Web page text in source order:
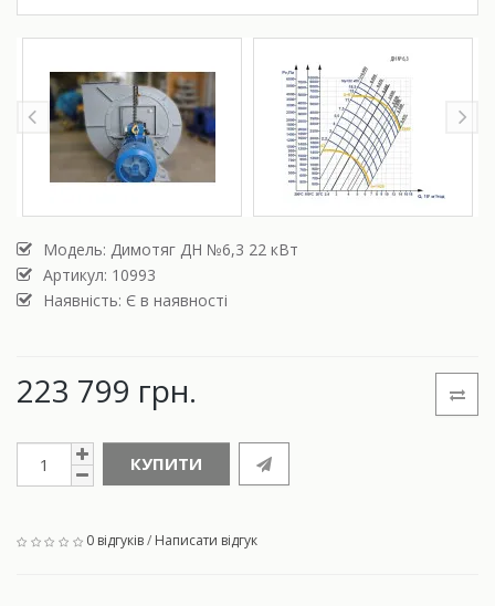
Модель: Димотяг ДН №6,3 22 кВт
Артикул: 10993
Наявність: Є в наявності
223 799 грн.
КУПИТИ
0 відгуків/ Написати відгук